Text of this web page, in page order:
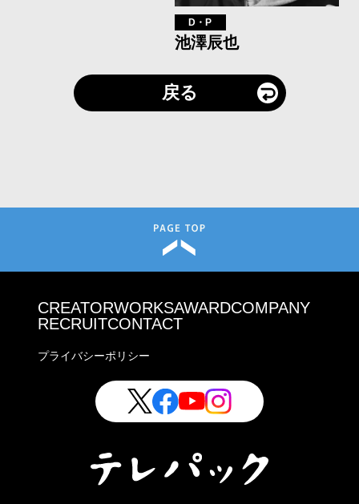
D・P
池澤辰也
戻る
CREATORWORKSAWARDCOMPANY
RECRUITCONTACT
プライバシーポリシー